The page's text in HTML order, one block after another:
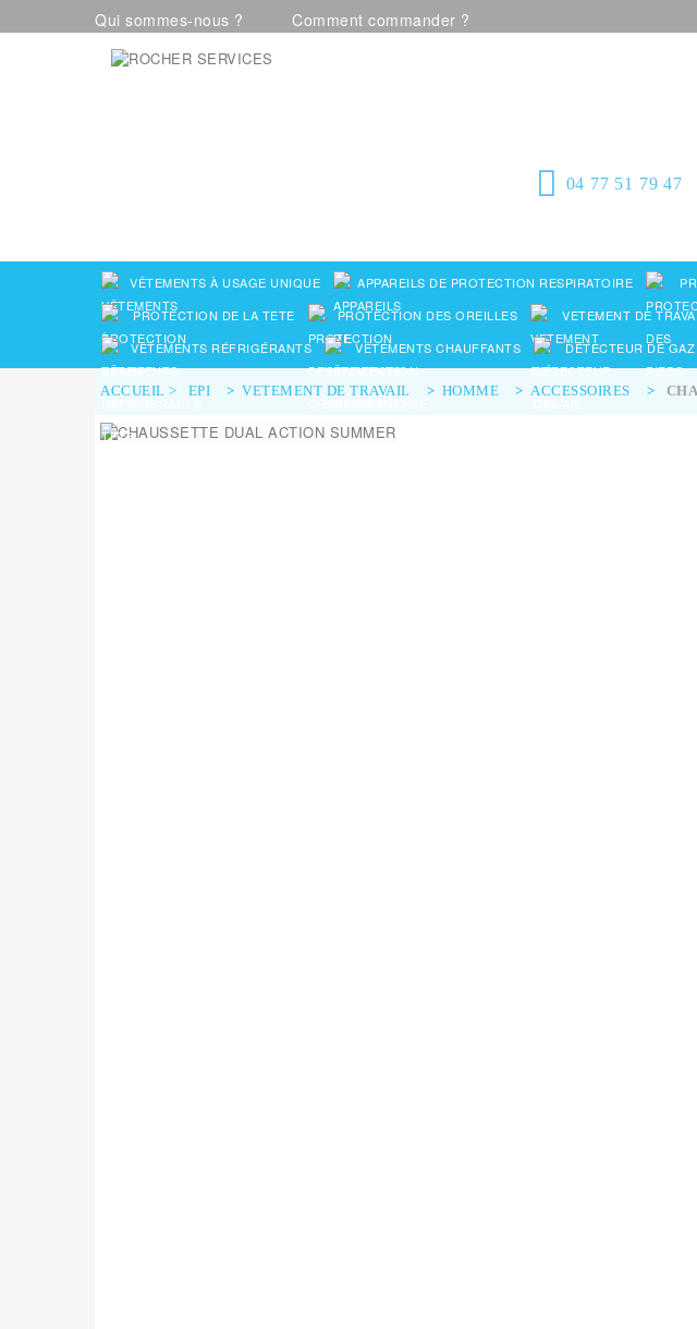
Qui sommes-nous ? Comment commander ?
04 77 51 79 47
VÊTEMENTS À USAGE UNIQUE APPAREILS DE PROTECTION RESPIRATOIRE
PROTECTION DE LA TETE
PROTECTION DES OREILLES VETEMENT DE
VÊTEMENTS RÉFRIGÉRANTS
VÊTEMENTS CHAUFFANTS DÉTECTEUR DE GAZ
ACCUEIL > EPI > VETEMENT DE TRAVAIL > HOMME > ACCESSOIRES >